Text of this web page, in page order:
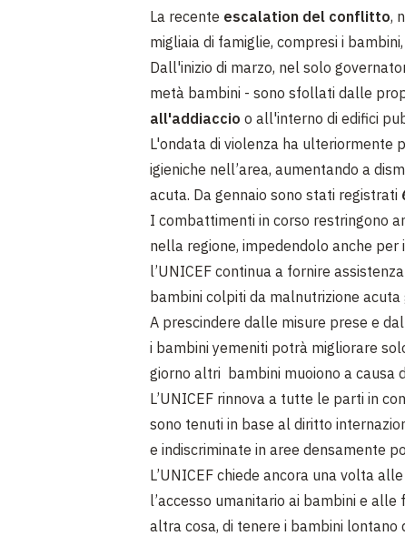
La recente escalation del conflitto,
migliaia di famiglie, compresi i
Dall'inizio di marzo, nel solo
metà bambini - sono sfollati dalle
all'addiaccio o all'interno di edifici
L'ondata di violenza ha ulteriormente
igieniche nell’area, aumentando a
acuta. Da gennaio sono stati registrati
I combattimenti in corso restringono
nella regione, impedendolo anche
l’UNICEF continua a fornire
bambini colpiti da malnutrizione acuta
A prescindere dalle misure prese e
i bambini yemeniti potrà migliorare
giorno altri bambini muoiono a causa
L’UNICEF rinnova a tutte le parti in
sono tenuti in base al diritto
e indiscriminate in aree densamente
L’UNICEF chiede ancora una volta
l’accesso umanitario ai bambini e
altra cosa, di tenere i bambini lontano